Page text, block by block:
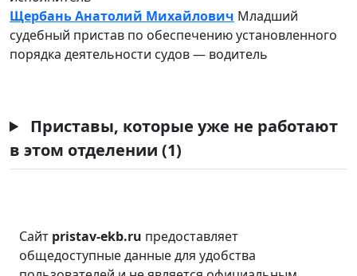
Щербань Анатолий Михайлович Младший
судебный пристав по обеспечению установленного
порядка деятельности судов — водитель
Приставы, которые уже не работают
в этом отделении (1)
Сайт pristav-ekb.ru предоставляет
общедоступные данные для удобства